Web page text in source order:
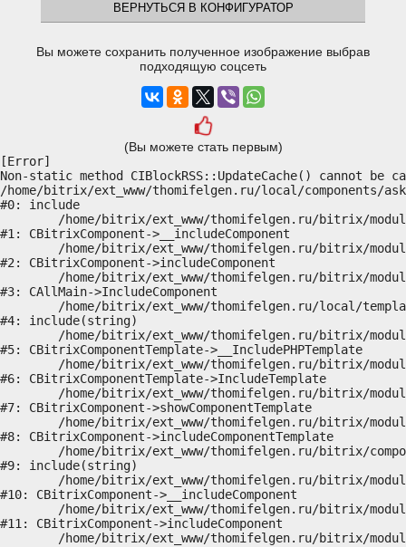
ВЕРНУТЬСЯ В КОНФИГУРАТОР
Вы можете сохранить полученное изображение выбрав
подходящую соцсеть
(Вы можете стать первым)
[Error]
Non-static method CIBlockRSS::UpdateCache() cannot
/home/bitrix/ext_www/thomifelgen.ru/local/components/
#0: include
#1: CBitrixComponent->__includeComponent
#2: CBitrixComponent->includeComponent
#3: CAllMain->IncludeComponent
#4: include(string)
#5: CBitrixComponentTemplate->__IncludePHPTemplate
#6: CBitrixComponentTemplate->IncludeTemplate
#7: CBitrixComponent->showComponentTemplate
#8: CBitrixComponent->includeComponentTemplate
#9: include(string)
#10: CBitrixComponent->__includeComponent
#11: CBitrixComponent->includeComponent